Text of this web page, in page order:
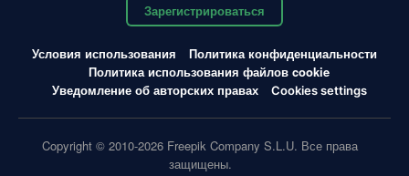
Зарегистрироваться
Условия использования
Политика конфиденциальности
Политика использования файлов cookie
Уведомление об авторских правах
Cookies settings
Copyright © 2010-2026 Freepik Company S.L.U. Все права
защищены.